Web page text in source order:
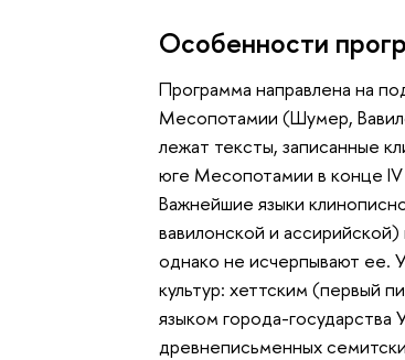
Особенности
Программа направлена на
Месопотамии (Шумер,
лежат тексты, записанные
юге Месопотамии в конце IV
Важнейшие языки
вавилонской и
однако не исчерпывают ее.
культур: хеттским (первый
языком города-государства
древнеписьменных